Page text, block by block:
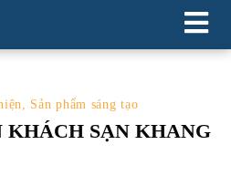
, Sản phẩm sáng tạo
SẠN KHANG